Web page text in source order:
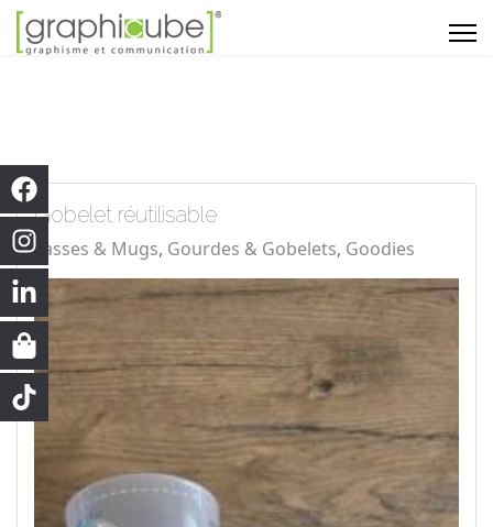
Gobelet réutilisable
Tasses & Mugs Gourdes & Gobelets Goodies